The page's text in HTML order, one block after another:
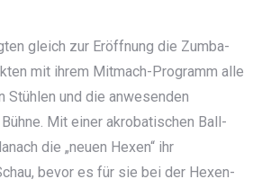
gleich zur Eröffnung die Zumba-
mit ihrem Mitmach-Programm alle
Stühlen und die anwesenden
Mit einer akrobatischen Ball-
die „neuen Hexen“ ihr
bevor es für sie bei der Hexen-